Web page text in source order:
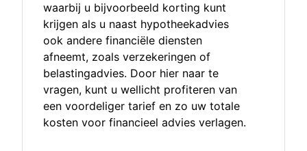
waarbij u bijvoorbeeld korting kunt
krijgen als u naast hypotheekadvies
ook andere financiële diensten
afneemt, zoals verzekeringen of
belastingadvies. Door hier naar te
vragen, kunt u wellicht profiteren van
een voordeliger tarief en zo uw totale
kosten voor financieel advies verlagen.